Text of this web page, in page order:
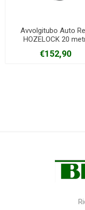
Avvolgitubo Auto
HOZELOCK 20
€152,90